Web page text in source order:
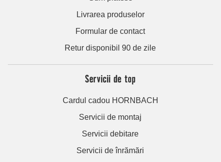
Livrarea produselor
Formular de contact
Retur disponibil 90 de zile
Servicii de top
Cardul cadou HORNBACH
Servicii de montaj
Servicii debitare
Servicii de înrămări